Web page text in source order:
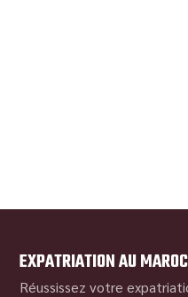
EXPATRIATION AU MAROC
Réussissez votre